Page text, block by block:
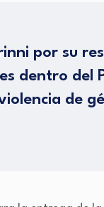
por su
dentro del
de